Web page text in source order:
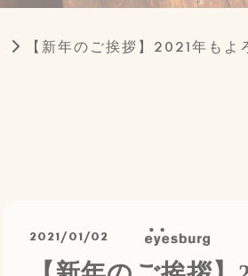
【新年のご挨拶】2021年も
2021/01/02 eyesburg